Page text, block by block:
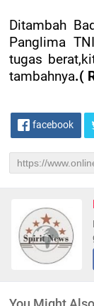
Ditambah
Panglima
tugas
tambahnya.(
facebook